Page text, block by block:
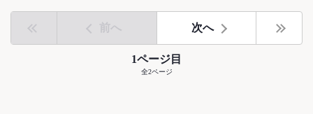
前へ 次へ
1ページ目
全2ページ